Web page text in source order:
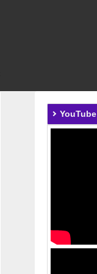
YouTube